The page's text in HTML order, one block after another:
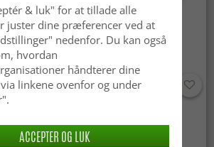
Bubble (grå/beige)
& luk" for at tillade alle
juster dine præferencer ved at
nedenfor. Du kan også
hvordan
håndterer dine
linkene ovenfor og under
ACCEPTER OG LUK